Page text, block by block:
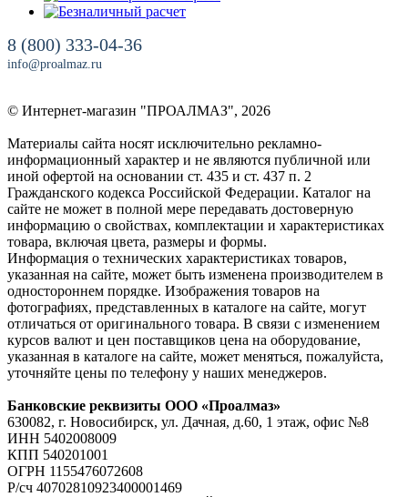
8 (800) 333-04-36
info@proalmaz.ru
© Интернет-магазин "ПРОАЛМАЗ", 2026
Материалы сайта носят исключительно рекламно-
информационный характер и не являются публичной или
иной офертой на основании ст. 435 и ст. 437 п. 2
Гражданского кодекса Российской Федерации. Каталог на
сайте не может в полной мере передавать достоверную
информацию о свойствах, комплектации и характеристиках
товара, включая цвета, размеры и формы.
Информация о технических характеристиках товаров,
указанная на сайте, может быть изменена производителем в
одностороннем порядке. Изображения товаров на
фотографиях, представленных в каталоге на сайте, могут
отличаться от оригинального товара. В связи с изменением
курсов валют и цен поставщиков цена на оборудование,
указанная в каталоге на сайте, может меняться, пожалуйста,
уточняйте цены по телефону у наших менеджеров.
Банковские реквизиты ООО «Проалмаз»
630082, г. Новосибирск, ул. Дачная, д.60, 1 этаж, офис №8
ИНН 5402008009
КПП 540201001
ОГРН 1155476072608
Р/сч 40702810923400001469